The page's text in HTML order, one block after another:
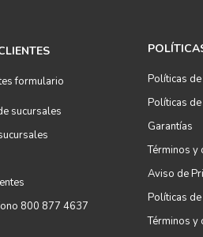
formulario
sucursales
800 877 4637
Políticas
Políticas
Garantías
Términos y
Aviso de
Políticas
Términos y